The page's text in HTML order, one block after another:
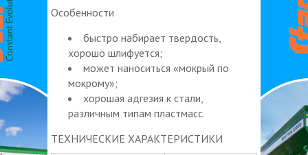
Особенности
быстро набирает твердость,
хорошо шлифуется;
может наноситься «мокрый по
мокрому»;
хорошая адгезия к стали,
различным типам пластмасс.
ТЕХНИЧЕСКИЕ ХАРАКТЕРИСТИКИ